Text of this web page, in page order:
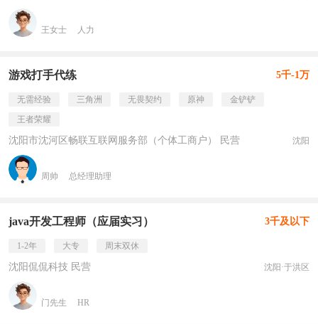
王女士 人力
游戏打手代练 5千-1万
无需经验 三角洲 无畏契约 原神
金铲铲
王者荣耀
沈阳市沈河区畅联互联网服务部（个体工商户） 民营 沈阳
周帅 总经理助理
java开发工程师（应届实习） 3千及以下
1-2年 大专 周末双休
沈阳侃侃科技 民营 沈阳·于洪区
门先生 HR